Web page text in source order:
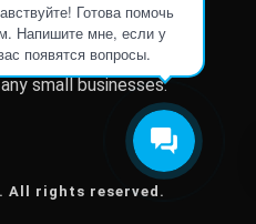
Готова помочь
Напишите мне, если у
появятся вопросы.
is essential to
relationship. Ekko is
small businesses.
All rights reserved.